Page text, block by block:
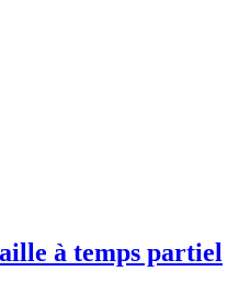
à temps partiel